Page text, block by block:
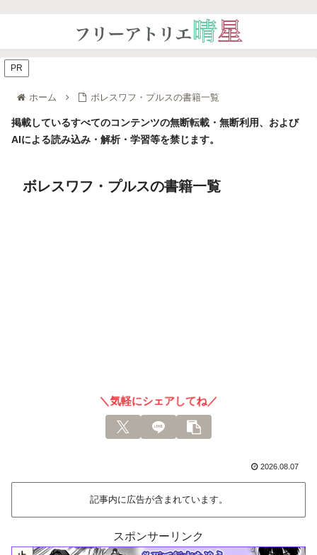
ホーム ボレスワフ・プルスの書籍一覧
掲載しているすべてのコンテンツの無断転載・無断利用、および
AIによる読み込み・解析・学習等を禁じます。
ボレスワフ・プルスの書籍一覧
＼気軽にシェアしてね／
2026.08.07
記事内に広告が含まれています。
スポンサーリンク
PR